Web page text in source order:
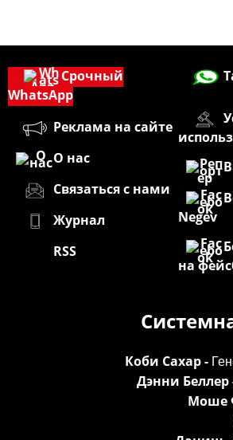
Negev
на
Срочный
WhatsApp
Реклама на сайте
О нас
Связаться с нами
Журнал
RSS
Коби Сахар -
Дэнни Беллер
Моше